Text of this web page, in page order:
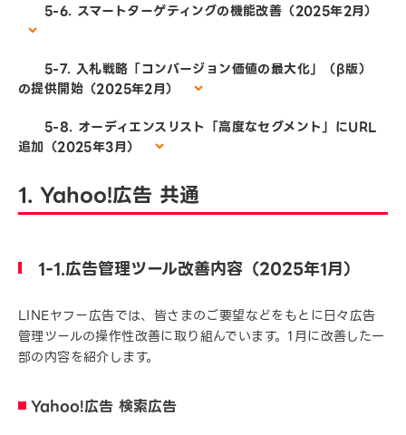
5-6. スマートターゲティングの機能改善（2025年2月）
5-7. 入札戦略「コンバージョン価値の最大化」（β版）
の提供開始（2025年2月）
5-8. オーディエンスリスト「高度なセグメント」にURL
追加（2025年3月）
1. Yahoo!広告 共通
1-1.広告管理ツール改善内容（2025年1月）
LINEヤフー広告では、皆さまのご要望などをもとに日々広告
管理ツールの操作性改善に取り組んでいます。1月に改善した一
部の内容を紹介します。
Yahoo!広告 検索広告